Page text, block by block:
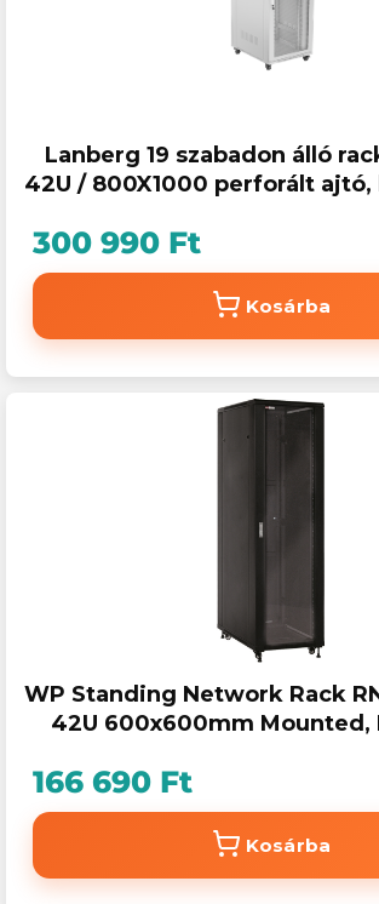
Lanberg 19 szabadon álló
42U / 800X1000 perforált ajtó,
300 990 Ft
Kosárba
WP Standing Network Rack
42U 600x600mm Mounted,
166 690 Ft
Kosárba